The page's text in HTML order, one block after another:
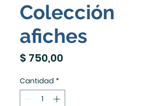
Colección
afiches
$ 750,00
Cantidad *